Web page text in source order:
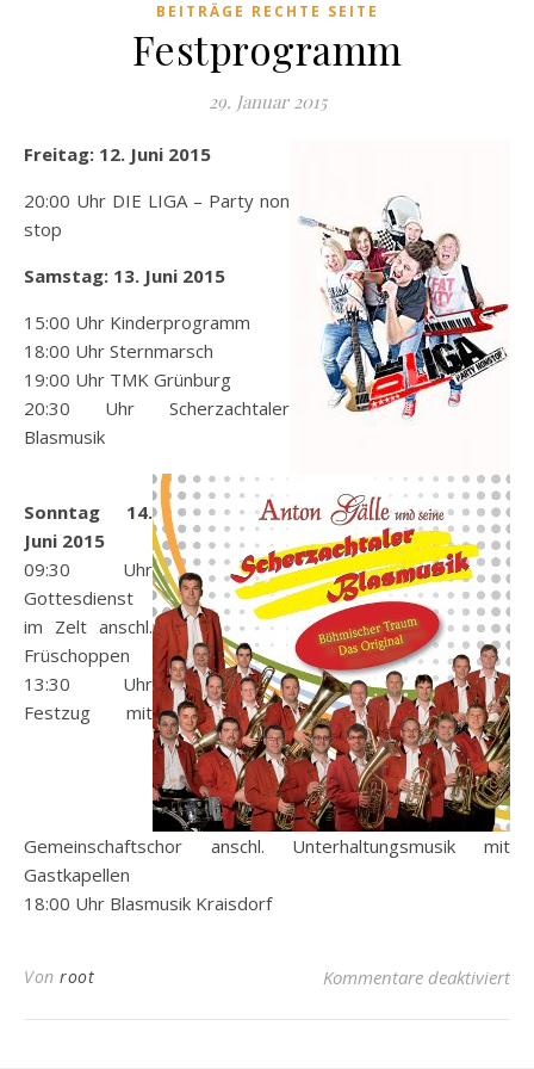
BEITRÄGE RECHTE SEITE
Festprogramm
29. Januar 2015
Freitag: 12. Juni 2015
20:00 Uhr DIE LIGA – Party non
stop
Samstag: 13. Juni 2015
15:00 Uhr Kinderprogramm
18:00 Uhr Sternmarsch
19:00 Uhr TMK Grünburg
20:30 Uhr Scherzachtaler
Blasmusik
Sonntag 14.
Juni 2015
09:30 Uhr
Gottesdienst
im Zelt anschl.
Früschoppen
13:30 Uhr
Festzug mit
Gemeinschaftschor anschl. Unterhaltungsmusik mit
Gastkapellen
18:00 Uhr Blasmusik Kraisdorf
Von root Kommentare deaktiviert